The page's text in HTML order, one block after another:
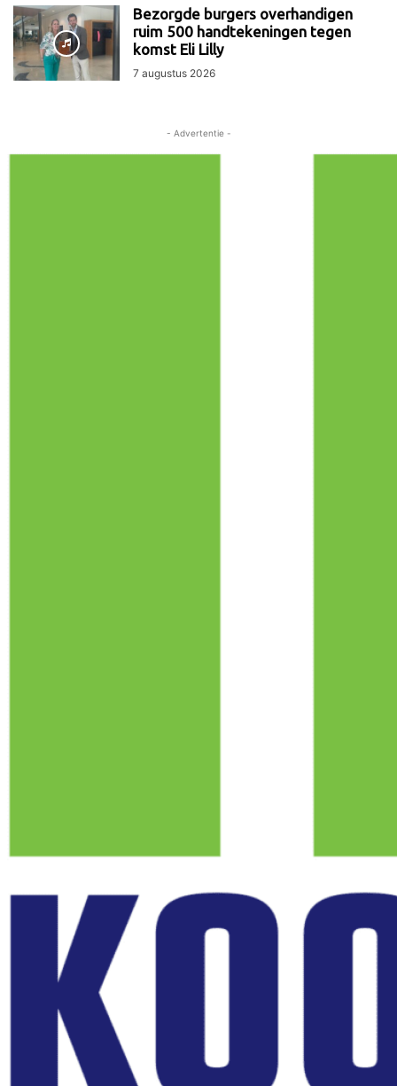
Bezorgde burgers overhandigen
ruim 500 handtekeningen tegen
komst Eli Lilly
7 augustus 2026
- Advertentie -